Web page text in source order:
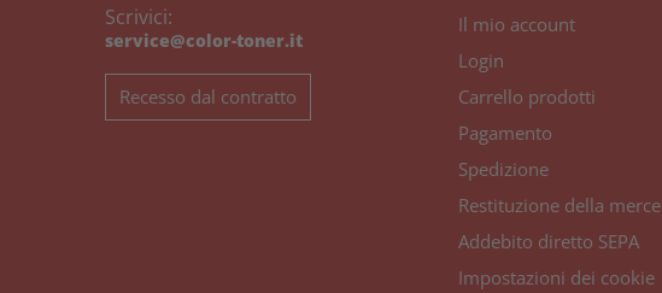
Scrivici:
service@color-toner.it
Recesso dal contratto
Il mio account
Login
Carrello prodotti
Pagamento
Spedizione
Restituzione della merce
Addebito diretto SEPA
Impostazioni dei cookie